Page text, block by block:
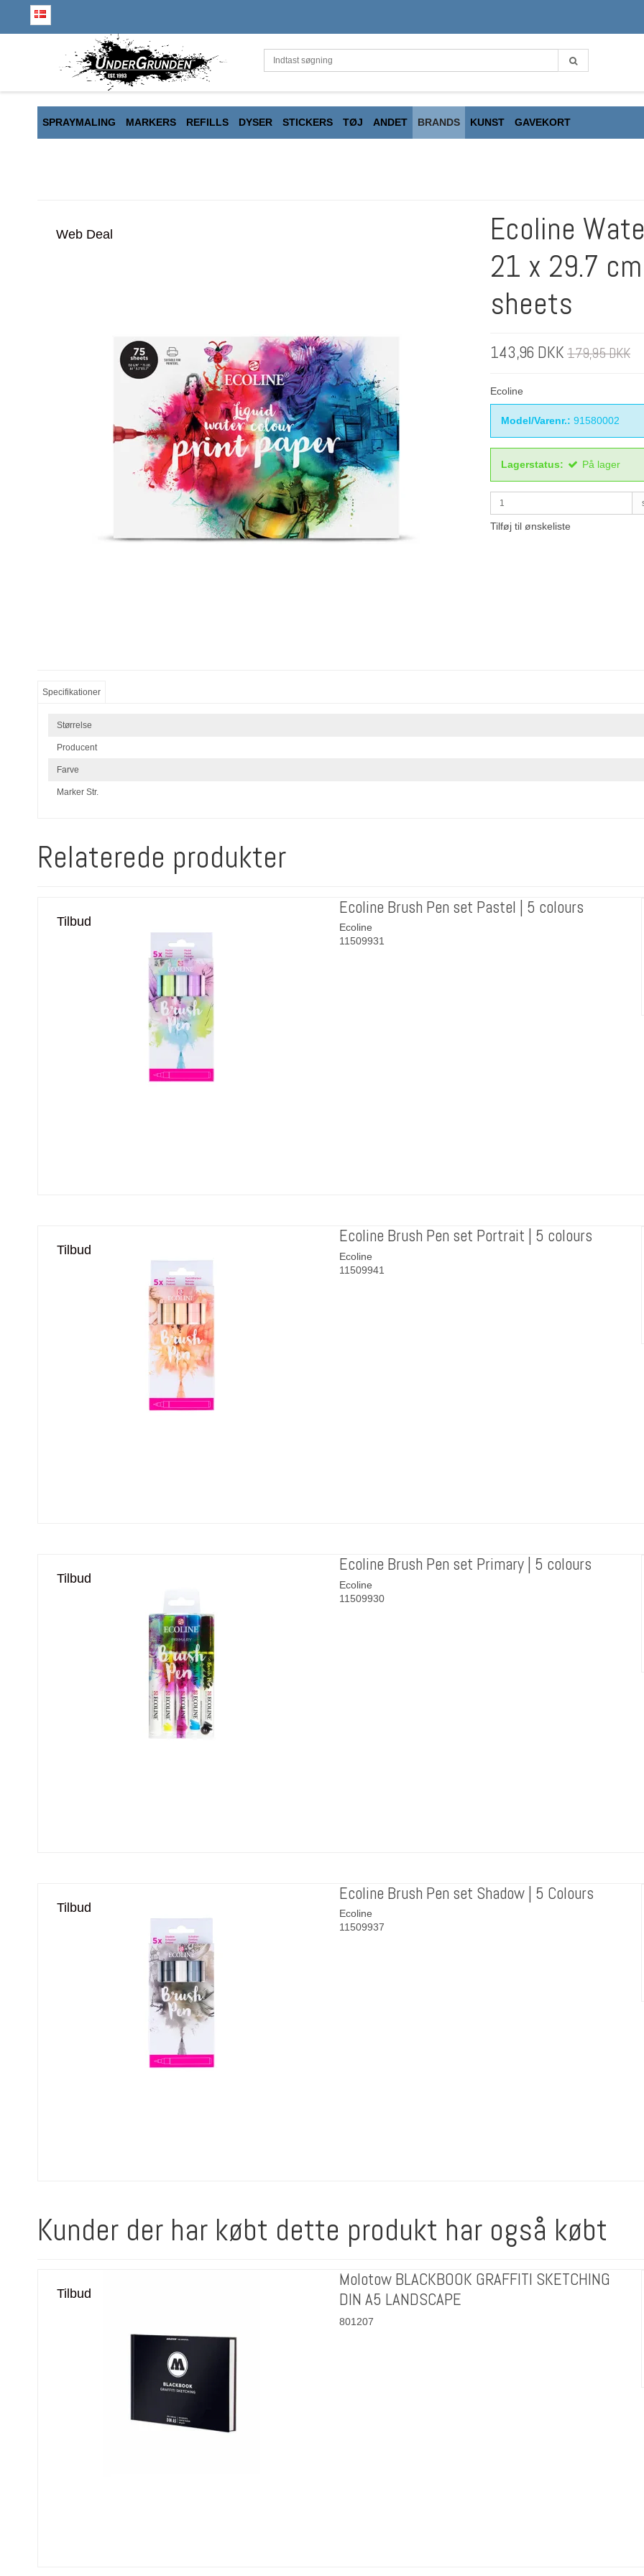
SPRAYMALING MARKERS REFILLS DYSER STICKERS TØJ ANDET BRANDS KUNST GAVEKORT
Web Deal
Ecoline
21 x 29.7
sheets
143,96 DKK 179,95 DKK
Ecoline
Model/Varenr.: 91580002
Lagerstatus: På lager
Tilføj til ønskeliste
Specifikationer
Størrelse
Producent
Farve
Marker Str.
Relaterede produkter
Tilbud
Ecoline Brush Pen set Pastel | 5 colours
Ecoline
11509931
Tilbud
Ecoline Brush Pen set Portrait | 5 colours
Ecoline
11509941
Tilbud
Ecoline Brush Pen set Primary | 5 colours
Ecoline
11509930
Tilbud
Ecoline Brush Pen set Shadow | 5 Colours
Ecoline
11509937
Kunder der har købt dette produkt har også købt
Tilbud
Molotow BLACKBOOK GRAFFITI SKETCHING
DIN A5 LANDSCAPE
801207